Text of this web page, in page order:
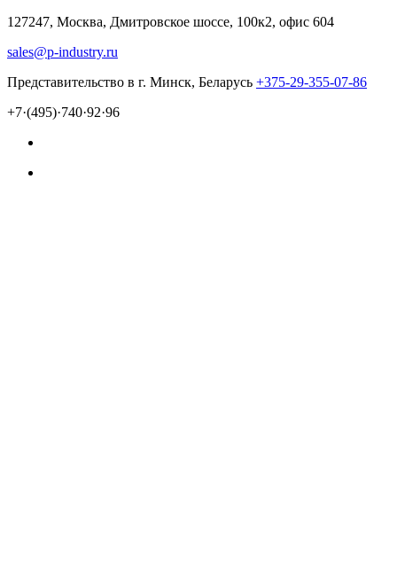
127247, Москва, Дмитровское шоссе, 100к2, офис 604
sales@p-industry.ru
Представительство в г. Минск, Беларусь +375-29-355-07-86
+7·(495)·740·92·96